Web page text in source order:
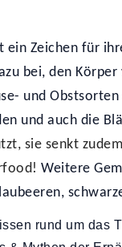
Zeichen für
bei, den
und
und auch die
sie senkt
Weitere
rund um das